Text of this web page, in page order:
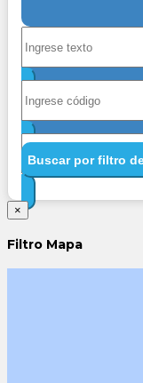
Buscar por filtro
×
Filtro Mapa